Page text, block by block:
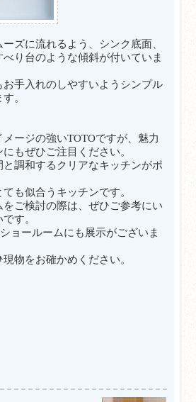
ズに流れるよう、シンク底面、
り台のような傾斜が付いていま
お手入れのしやすいようシンプル
。
ージの強いTOTOですが、魅力
もぜひご注目ください。
調和するクリアなキッチンがポ
も似合うキッチンです。
ご検討の際は、ぜひご参考にい
す。
ョールームにも展示がございま
物をお確かめください。